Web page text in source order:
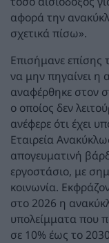
αφορά την
σχετικά πίσω».
Επισήμανε επίσης
να μην πηγαίνει
αναφέρθηκε στον
ο οποίος δεν
ανέφερε ότι έχει
Εταιρεία
απογευματινή
εργοστάσιο, με
κοινωνία.
στο 2026 η
υπολείμματα που
σε 10% έως το